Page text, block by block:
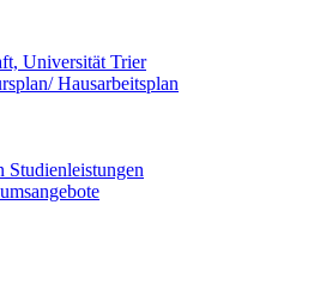
Universität Trier
Hausarbeitsplan
Studienleistungen